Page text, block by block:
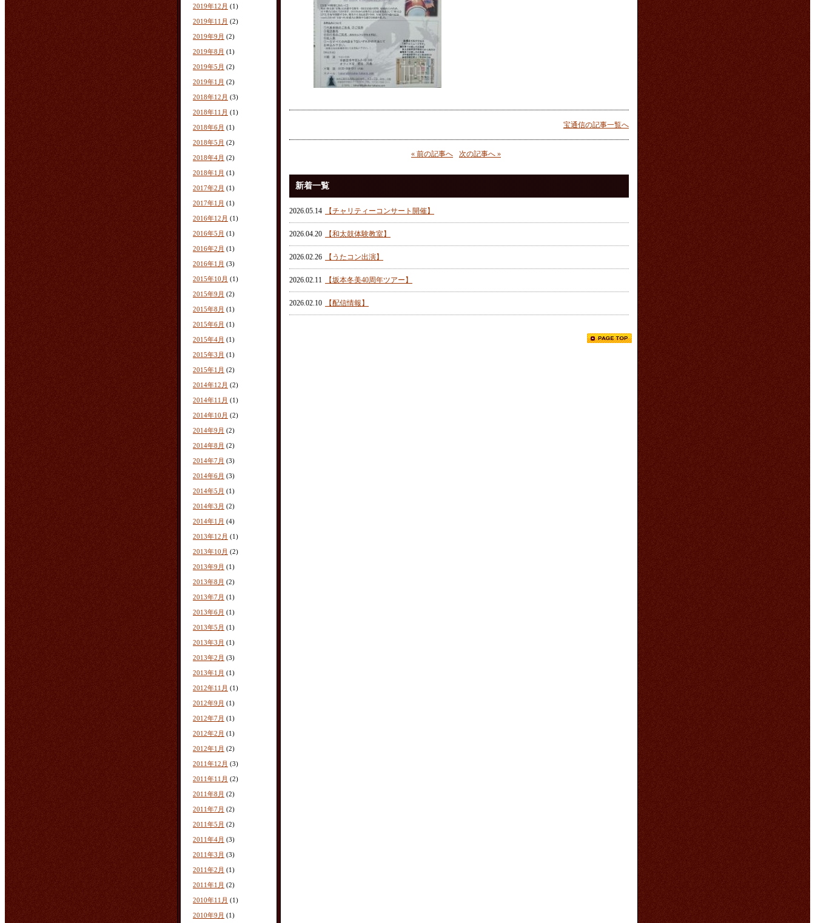
2019年12月 (1)
2019年11月 (2)
2019年9月 (2)
2019年8月 (1)
2019年5月 (2)
2019年1月 (2)
2018年12月 (3)
2018年11月 (1)
2018年6月 (1)
2018年5月 (2)
2018年4月 (2)
2018年1月 (1)
2017年2月 (1)
2017年1月 (1)
2016年12月 (1)
2016年5月 (1)
2016年2月 (1)
2016年1月 (3)
2015年10月 (1)
2015年9月 (2)
2015年8月 (1)
2015年6月 (1)
2015年4月 (1)
2015年3月 (1)
2015年1月 (2)
2014年12月 (2)
2014年11月 (1)
2014年10月 (2)
2014年9月 (2)
2014年8月 (2)
2014年7月 (3)
2014年6月 (3)
2014年5月 (1)
2014年3月 (2)
2014年1月 (4)
2013年12月 (1)
2013年10月 (2)
2013年9月 (1)
2013年8月 (2)
2013年7月 (1)
2013年6月 (1)
2013年5月 (1)
2013年3月 (1)
2013年2月 (3)
2013年1月 (1)
2012年11月 (1)
2012年9月 (1)
2012年7月 (1)
2012年2月 (1)
2012年1月 (2)
2011年12月 (3)
2011年11月 (2)
2011年8月 (2)
2011年7月 (2)
2011年5月 (2)
2011年4月 (3)
2011年3月 (3)
2011年2月 (1)
2011年1月 (2)
2010年11月 (1)
2010年9月 (1)
宝通信の記事一覧へ
« 前の記事へ 次の記事へ »
新着一覧
2026.05.14 【チャリティーコンサート開催】
2026.04.20 【和太鼓体験教室】
2026.02.26 【うたコン出演】
2026.02.11 【坂本冬美40周年ツアー】
2026.02.10 【配信情報】